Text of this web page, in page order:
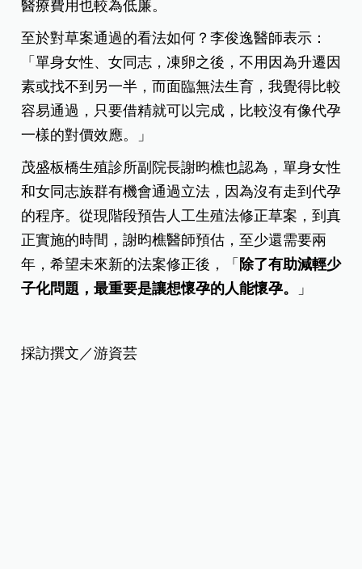
希望生育自主、但不想侷限在不合適婚姻或對象的
表現。
李俊逸醫師說明，單身或女同志會在台灣蒐集卵
子，再到國外如美國和日本找捐精銀行進行授精，
「價格都過於昂貴，在日本一百萬，在美國兩百
萬！」台灣的不孕醫療技術進步，若女性直接在台
灣進行借精、生殖，不但減少時間和距離的成本，
醫療費用也較為低廉。
至於對草案通過的看法如何？李俊逸醫師表示：
「單身女性、女同志，凍卵之後，不用因為升遷因
素或找不到另一半，而面臨無法生育，我覺得比較
容易通過，只要借精就可以完成，比較沒有像代孕
茂盛板橋生殖診所副院長謝昀樵也認為，單身女性